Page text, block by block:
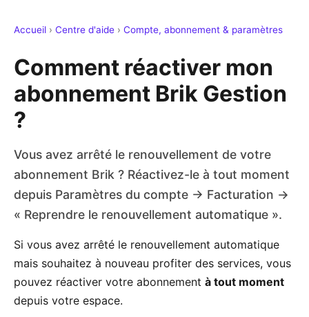
Accueil › Centre d'aide › Compte, abonnement & paramètres
Comment réactiver mon
abonnement Brik Gestion
?
Vous avez arrêté le renouvellement de votre
abonnement Brik ? Réactivez-le à tout moment
depuis Paramètres du compte → Facturation →
« Reprendre le renouvellement automatique ».
Si vous avez arrêté le renouvellement automatique
mais souhaitez à nouveau profiter des services, vous
pouvez réactiver votre abonnement à tout moment
depuis votre espace.